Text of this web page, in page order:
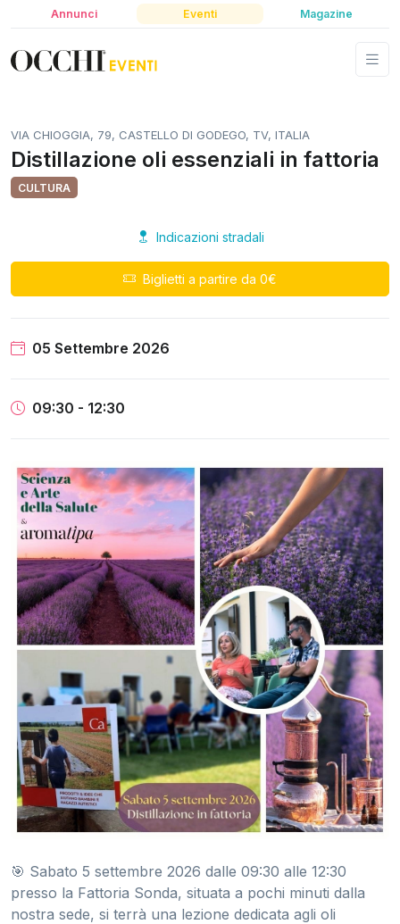
Annunci Eventi Magazine
VIA CHIOGGIA, 79, CASTELLO DI GODEGO, TV, ITALIA
Distillazione oli essenziali in fattoria
CULTURA
Indicazioni stradali
Biglietti a partire da 0€
05 Settembre 2026
09:30 - 12:30
🎯 Sabato 5 settembre 2026 dalle 09:30 alle 12:30
presso la Fattoria Sonda, situata a pochi minuti dalla
nostra sede, si terrà una lezione dedicata agli oli